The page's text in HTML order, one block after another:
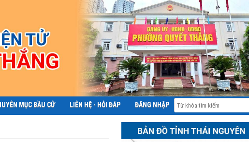
MỤC BẦU CỬ LIÊN HỆ - HỎI ĐÁP ĐĂNG NHẬP ĐỀ ÁN 06